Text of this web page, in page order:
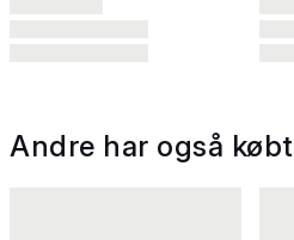
Andre har også købt